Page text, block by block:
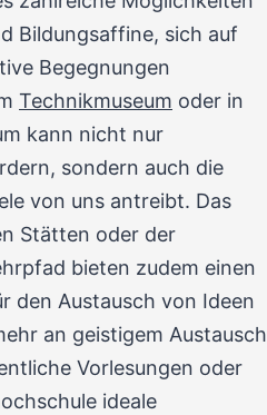
Bildungsaffine, sich auf
Begegnungen
Technikmuseum oder in
kann nicht nur
sondern auch die
von uns antreibt. Das
Stätten oder der
bieten zudem einen
den Austausch von Ideen
an geistigem Austausch
Vorlesungen oder
ideale